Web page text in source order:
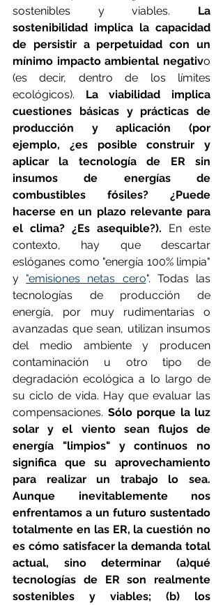
sostenibles y viables. La
sostenibilidad implica la capacidad
de persistir a perpetuidad con un
mínimo impacto ambiental negativo
(es decir, dentro de los límites
ecológicos). La viabilidad implica
cuestiones básicas y prácticas de
producción y aplicación (por
ejemplo, ¿es posible construir y
aplicar la tecnología de ER sin
insumos de energías de
combustibles fósiles? ¿Puede
hacerse en un plazo relevante para
el clima? ¿Es asequible?). En este
contexto, hay que descartar
eslóganes como "energía 100% limpia"
y "emisiones netas cero". Todas las
tecnologías de producción de
energía, por muy rudimentarias o
avanzadas que sean, utilizan insumos
del medio ambiente y producen
contaminación u otro tipo de
degradación ecológica a lo largo de
su ciclo de vida. Hay que evaluar las
compensaciones. Sólo porque la luz
solar y el viento sean flujos de
energía "limpios" y continuos no
significa que su aprovechamiento
para realizar un trabajo lo sea.
Aunque inevitablemente nos
enfrentamos a un futuro sustentado
totalmente en las ER, la cuestión no
es cómo satisfacer la demanda total
actual, sino determinar (a)qué
tecnologías de ER son realmente
sostenibles y viables; (b) los